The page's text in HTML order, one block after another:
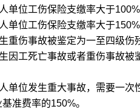
位工伤保险支缴率大于100%
位工伤保险支缴率大于150%
伤事故被鉴定为一至四级伤
工死亡事故或者重伤事故被
位发生重大事故，需要一次
准费率的150%。